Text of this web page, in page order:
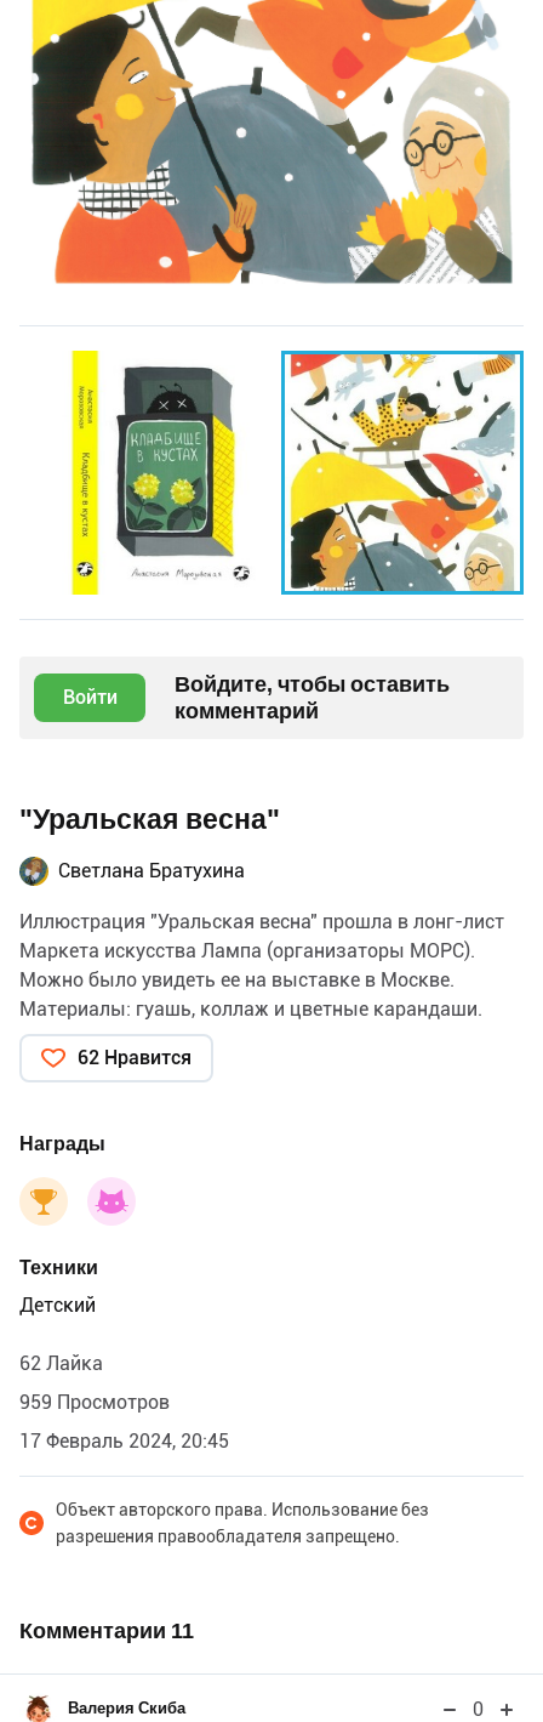
Войти
Войдите, чтобы оставить
комментарий
"Уральская весна"
Светлана Братухина
Иллюстрация "Уральская весна" прошла в лонг-лист
Маркета искусства Лампа (организаторы МОРС).
Можно было увидеть ее на выставке в Москве.
Материалы: гуашь, коллаж и цветные карандаши.
62 Нравится
Награды
Техники
Детский
62 Лайка
959 Просмотров
17 Февраль 2024, 20:45
Объект авторского права. Использование без
разрешения правообладателя запрещено.
Комментарии 11
Валерия Скиба 0